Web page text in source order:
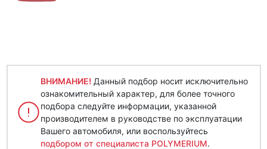
ВНИМАНИЕ! Данный подбор носит исключительно
ознакомительный характер, для более точного
подбора следуйте информации, указанной
производителем в руководстве по эксплуатации
Вашего автомобиля, или воспользуйтесь
подбором от специалиста POLYMERIUM.